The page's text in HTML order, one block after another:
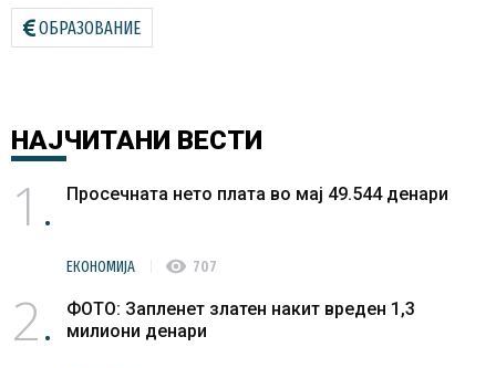
ОБРАЗОВАНИЕ
НАЈЧИТАНИ ВЕСТИ
1 Просечната нето плата во мај 49.544 денари
ЕКОНОМИЈА visibility 707
2
ФОТО: Запленет златен накит вреден 1,3
милиони денари